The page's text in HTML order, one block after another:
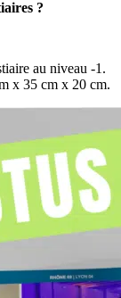
?
au niveau -1.
x 35 cm x 20 cm.